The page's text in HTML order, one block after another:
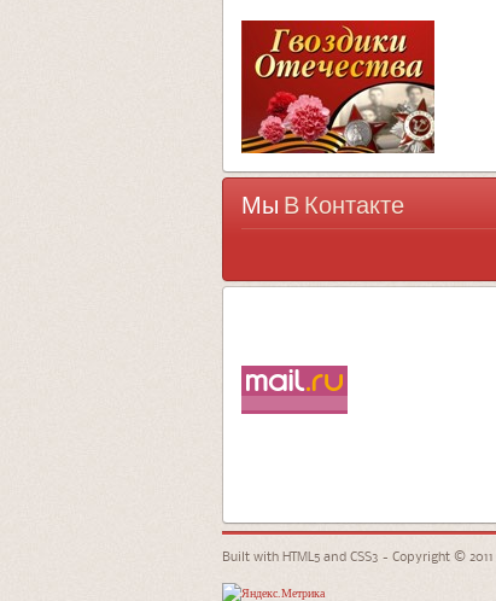
Мы В Контакте
Built with HTML5 and CSS3 - Copyright © 2011